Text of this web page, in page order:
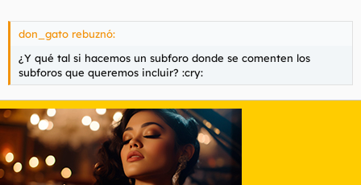
don_gato rebuznó:
¿Y qué tal si hacemos un subforo donde se comenten los
subforos que queremos incluir? :cry: